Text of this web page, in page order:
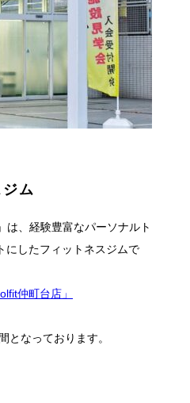
ム
は、経験豊富なパーソナルト
にしたフィットネスジムで
仲町台店」
となっております。